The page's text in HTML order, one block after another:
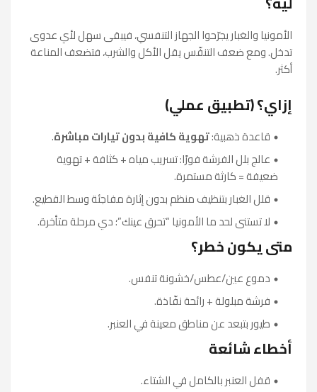
الأمونيا والغبار يجرّحوا الجهاز التنفسي، فيبقى سهل لأي عدوى
تدخل. ومع ضعف التنفّس يقل الأكل والشرب، فتضعف المناعة
أكثر.
إزاي؟ (تطبيق عملي)
قاعدة ذهبية:تهوية كافية بدون تيارات مباشرة.
عالج بلل الفرشة فورًا: تسريب مياه + كثافة + تهوية
ضعيفة = كارثة مستمرة.
قلل الغبار بتنظيف منظم بدون إثارة مفاجئة وسط القطيع.
لا تستنى لحد ما الأمونيا “تحرق عينك”؛ دي مرحلة متأخرة.
متى يكون خطر؟
دموع عين/عطس/خشونة تنفس.
فرشة مبلولة + رائحة نفّاذة.
طيور بتبعد عن مناطق معينة في العنبر.
أخطاء شائعة
قفل العنبر بالكامل في الشتاء.